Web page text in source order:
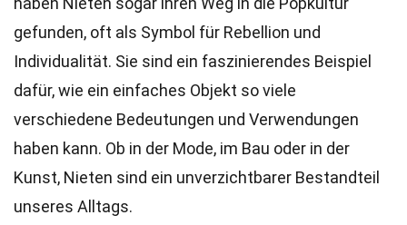
gefunden, oft als Symbol für Rebellion und
Individualität. Sie sind ein faszinierendes Beispiel
dafür, wie ein einfaches Objekt so viele
verschiedene Bedeutungen und Verwendungen
haben kann. Ob in der Mode, im Bau oder in der
Kunst, Nieten sind ein unverzichtbarer Bestandteil
unseres Alltags.